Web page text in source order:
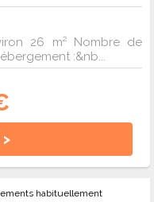
26 m² Nombre de
:&nb...
habituellement